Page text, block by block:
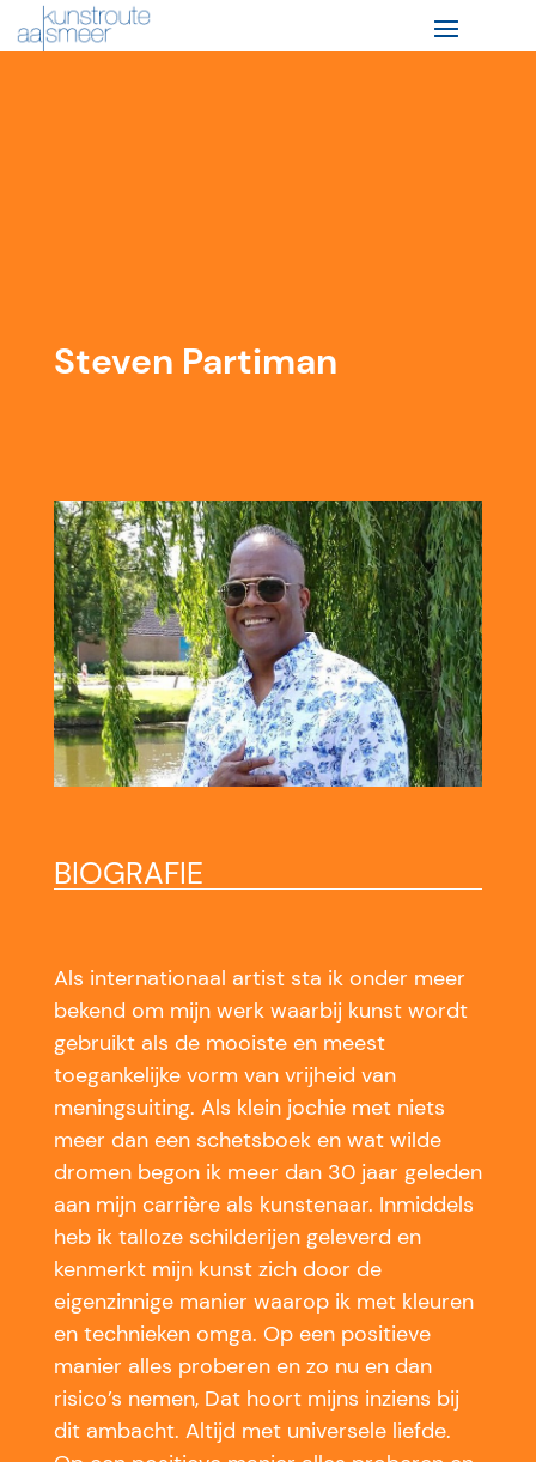
Steven Partiman
BIOGRAFIE
Als internationaal artist sta ik onder meer
bekend om mijn werk waarbij kunst wordt
gebruikt als de mooiste en meest
toegankelijke vorm van vrijheid van
meningsuiting. Als klein jochie met niets
meer dan een schetsboek en wat wilde
dromen begon ik meer dan 30 jaar geleden
aan mijn carrière als kunstenaar. Inmiddels
heb ik talloze schilderijen geleverd en
kenmerkt mijn kunst zich door de
eigenzinnige manier waarop ik met kleuren
en technieken omga. Op een positieve
manier alles proberen en zo nu en dan
risico’s nemen, Dat hoort mijns inziens bij
dit ambacht. Altijd met universele liefde.